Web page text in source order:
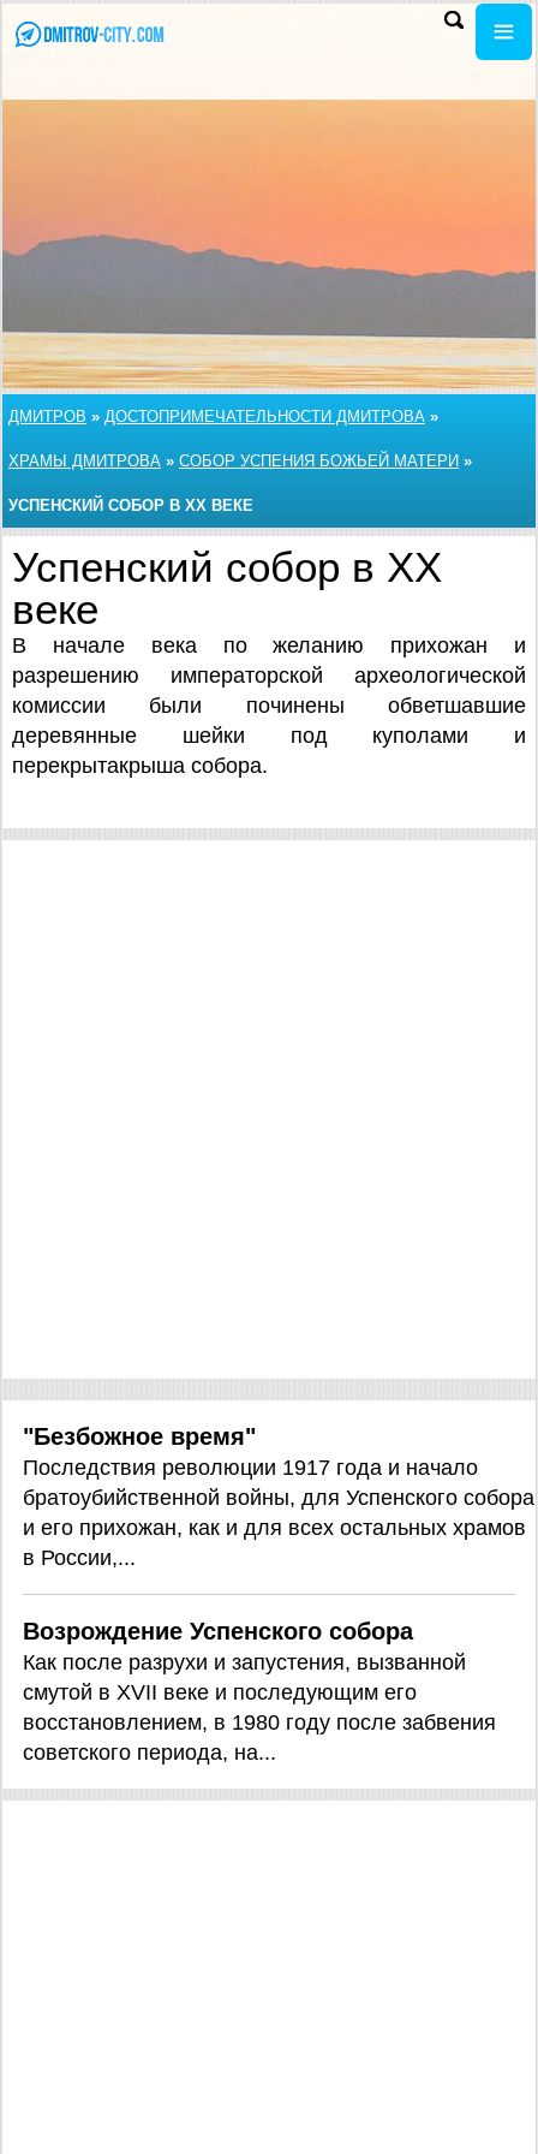
ДМИТРОВ » ДОСТОПРИМЕЧАТЕЛЬНОСТИ ДМИТРОВА »
ХРАМЫ ДМИТРОВА » СОБОР УСПЕНИЯ БОЖЬЕЙ МАТЕРИ »
УСПЕНСКИЙ СОБОР В XX ВЕКЕ
Успенский собор в XX
веке
В начале века по желанию прихожан и
разрешению императорской археологической
комиссии были починены обветшавшие
деревянные шейки под куполами и
перекрытакрыша собора.
"Безбожное время"
Последствия революции 1917 года и начало
братоубийственной войны, для Успенского собора
и его прихожан, как и для всех остальных храмов
в России,...
Возрождение Успенского собора
Как после разрухи и запустения, вызванной
смутой в XVII веке и последующим его
восстановлением, в 1980 году после забвения
советского периода, на...